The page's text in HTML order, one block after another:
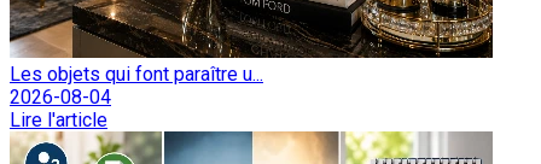
Les objets qui font paraître u...
2026-08-04
Lire l'article